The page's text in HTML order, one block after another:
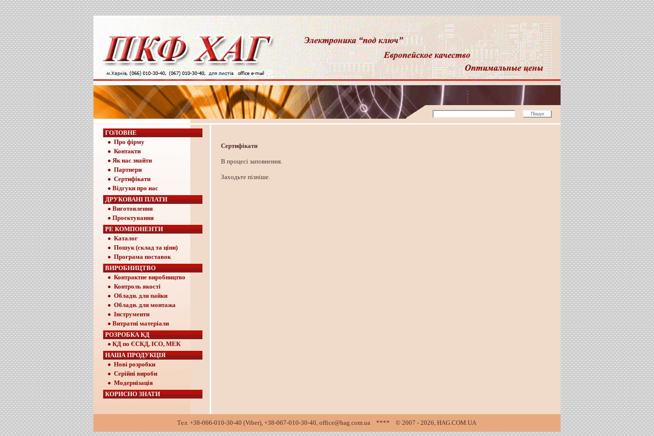
ГОЛОВНЕ
Про фірму
Контакти
Як нас знайти
Партнери
Сертифікати
Відгуки про нас
ДРУКОВАНІ ПЛАТИ
Виготовлення
Проектування
РЕ КОМПОНЕНТИ
Каталог
Пошук (склад та ціни)
Програма поставок
ВИРОБНИЦТВО
Контрактне виробництво
Контроль якості
Обладн. для пайки
Обладн. для монтажа
Інструменти
Витратні матеріали
РОЗРОБКА КД
КД по ЄСКД, ІСО, МЕК
НАША ПРОДУКЦІЯ
Нові розробки
Серійні вироби
Модернізація
КОРИСНО ЗНАТИ
Сертифікати
В процесі заповнення.
Заходьте пізніше.
Тел. +38-066-010-30-40 (Viber), +38-067-010-30-40, office@hag.com.ua **** © 2007 - 2026, HAG.COM.UA